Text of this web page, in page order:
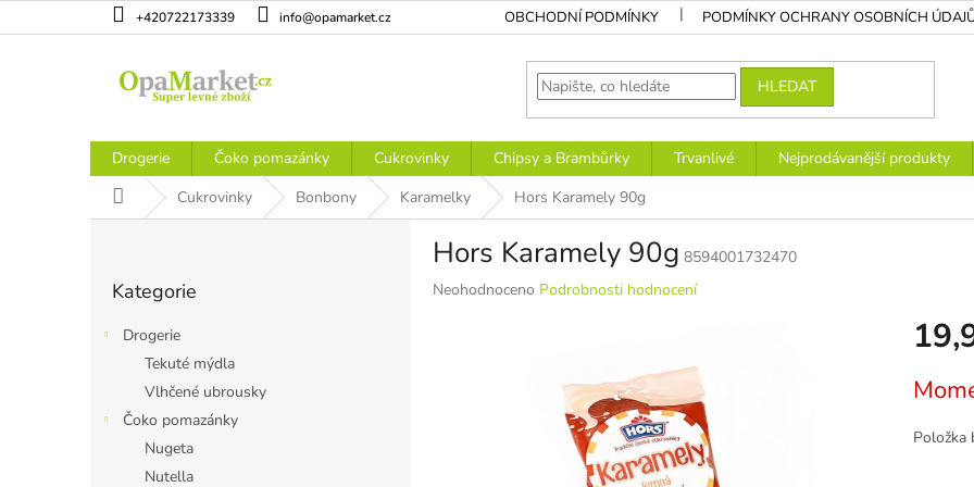
na
+420722173339 info@opamarket.cz OBCHODNÍ PODMÍNKY PODMÍNKY OCHRANY OSOBNÍCH
HLEDAT
Drogerie Čoko pomazánky Cukrovinky Chipsy a Brambůrky Trvanlivé Nejprodávanější produkty
Domů Cukrovinky Bonbony Karamelky Hors Karamely 90g
kategorie
Kategorie
Drogerie
Tekuté mýdla
Vlhčené ubrousky
Čoko pomazánky
Nugeta
Nutella
Hors Karamely 90g 8594001732470
Průměrné
Neohodnoceno Podrobnosti hodnocení
cena:
Položka